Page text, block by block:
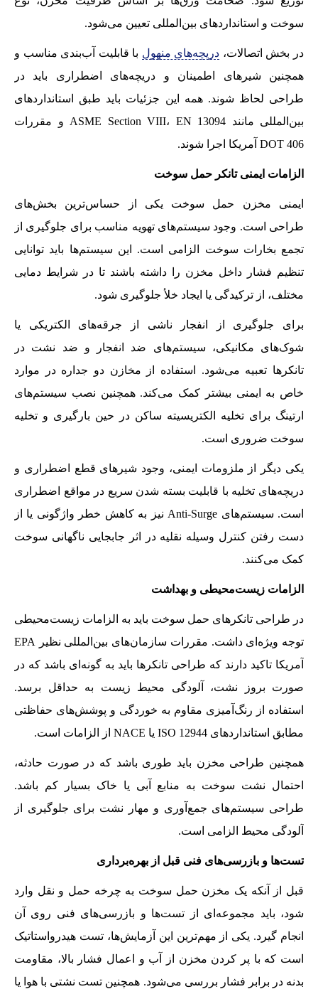
سوخت و استانداردهای بین‌المللی تعیین می‌شود.
در بخش اتصالات، دریچه‌های منهول با قابلیت آب‌بندی مناسب و
همچنین شیرهای اطمینان و دریچه‌های اضطراری باید در
طراحی لحاظ شوند. همه این جزئیات باید طبق استانداردهای
بین‌المللی مانند ASME Section VIII، EN 13094 و مقررات
DOT 406 آمریکا اجرا شوند.
الزامات ایمنی تانکر حمل سوخت
ایمنی مخزن حمل سوخت یکی از حساس‌ترین بخش‌های
طراحی است. وجود سیستم‌های تهویه مناسب برای جلوگیری از
تجمع بخارات سوخت الزامی است. این سیستم‌ها باید توانایی
تنظیم فشار داخل مخزن را داشته باشند تا در شرایط دمایی
مختلف، از ترکیدگی یا ایجاد خلأ جلوگیری شود.
برای جلوگیری از انفجار ناشی از جرقه‌های الکتریکی یا
شوک‌های مکانیکی، سیستم‌های ضد انفجار و ضد نشت در
تانکرها تعبیه می‌شود. استفاده از مخازن دو جداره در موارد
خاص به ایمنی بیشتر کمک می‌کند. همچنین نصب سیستم‌های
ارتینگ برای تخلیه الکتریسیته ساکن در حین بارگیری و تخلیه
سوخت ضروری است.
یکی دیگر از ملزومات ایمنی، وجود شیرهای قطع اضطراری و
دریچه‌های تخلیه با قابلیت بسته شدن سریع در مواقع اضطراری
است. سیستم‌های Anti-Surge نیز به کاهش خطر واژگونی یا از
دست رفتن کنترل وسیله نقلیه در اثر جابجایی ناگهانی سوخت
کمک می‌کنند.
الزامات زیست‌محیطی و بهداشت
در طراحی تانکرهای حمل سوخت باید به الزامات زیست‌محیطی
توجه ویژه‌ای داشت. مقررات سازمان‌های بین‌المللی نظیر EPA
آمریکا تاکید دارند که طراحی تانکرها باید به گونه‌ای باشد که در
صورت بروز نشت، آلودگی محیط زیست به حداقل برسد.
استفاده از رنگ‌آمیزی مقاوم به خوردگی و پوشش‌های حفاظتی
مطابق استانداردهای ISO 12944 یا NACE از الزامات است.
همچنین طراحی مخزن باید طوری باشد که در صورت حادثه،
احتمال نشت سوخت به منابع آبی یا خاک بسیار کم باشد.
طراحی سیستم‌های جمع‌آوری و مهار نشت برای جلوگیری از
آلودگی محیط الزامی است.
تست‌ها و بازرسی‌های فنی قبل از بهره‌برداری
قبل از آنکه یک مخزن حمل سوخت به چرخه حمل و نقل وارد
شود، باید مجموعه‌ای از تست‌ها و بازرسی‌های فنی روی آن
انجام گیرد. یکی از مهم‌ترین این آزمایش‌ها، تست هیدرواستاتیک
است که با پر کردن مخزن از آب و اعمال فشار بالا، مقاومت
بدنه در برابر فشار بررسی می‌شود. همچنین تست نشتی با هوا یا